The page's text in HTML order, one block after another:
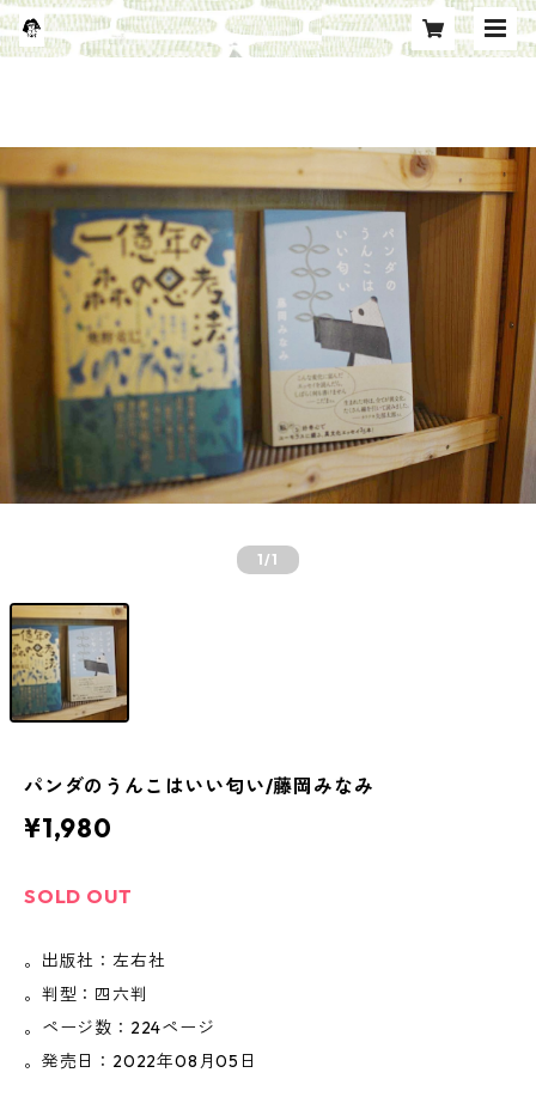
1/1
パンダのうんこはいい匂い/藤岡みなみ
¥1,980
SOLD OUT
。出版社：左右社
。判型：四六判
。ページ数：224ページ
。発売日：2022年08月05日